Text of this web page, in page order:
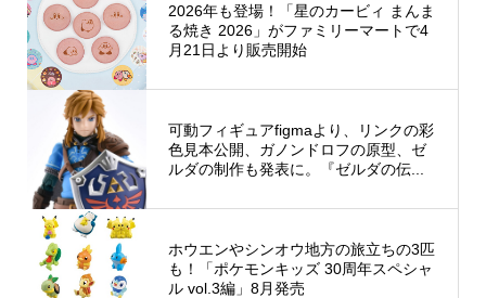
2026年も登場！「星のカービィ まんま
る焼き 2026」がファミリーマートで4
月21日より販売開始
可動フィギュアfigmaより、リンクの彩
色見本公開、ガノンドロフの原型、ゼ
ルダの制作も発表に。『ゼルダの伝...
ホウエンやシンオウ地方の旅立ちの3匹
も！「ポケモンキッズ 30周年スペシャ
ル vol.3編」8月発売